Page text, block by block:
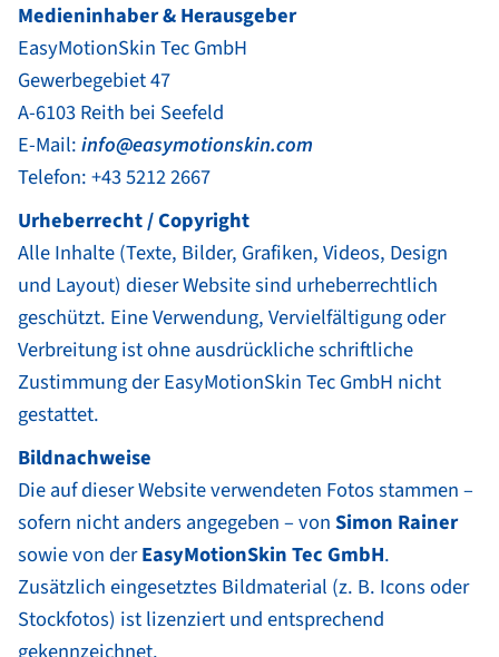
Medieninhaber & Herausgeber
EasyMotionSkin Tec GmbH
Gewerbegebiet 47
A-6103 Reith bei Seefeld
E-Mail:info@easymotionskin.com
Telefon: +43 5212 2667
Urheberrecht / Copyright
Alle Inhalte (Texte, Bilder, Grafiken, Videos, Design
und Layout) dieser Website sind urheberrechtlich
geschützt. Eine Verwendung, Vervielfältigung oder
Verbreitung ist ohne ausdrückliche schriftliche
Zustimmung der EasyMotionSkin Tec GmbH nicht
gestattet.
Bildnachweise
Die auf dieser Website verwendeten Fotos stammen –
sofern nicht anders angegeben – vonSimon Rainer
sowie von derEasyMotionSkin Tec GmbH.
Zusätzlich eingesetztes Bildmaterial (z. B. Icons oder
Stockfotos) ist lizenziert und entsprechend